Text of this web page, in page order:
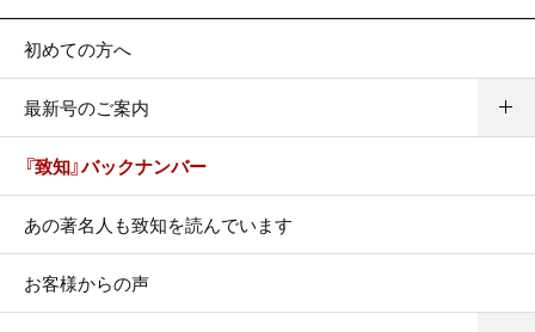
初めての方へ
最新号のご案内
『致知』バックナンバー
あの著名人も致知を読んでいます
お客様からの声